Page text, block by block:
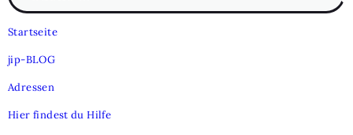
Startseite
jip-BLOG
Adressen
Hier findest du Hilfe